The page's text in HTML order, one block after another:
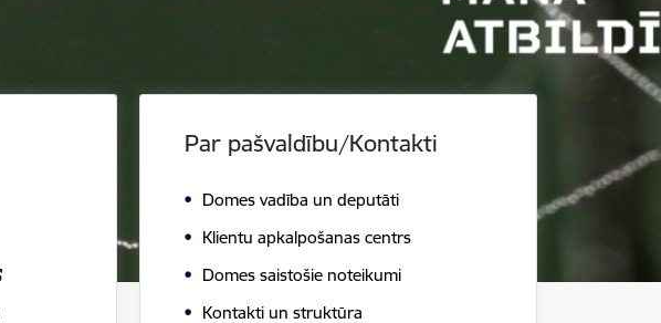
Par pašvaldību/Kontakti
Domes vadība un deputāti
Klientu apkalpošanas centrs
Domes saistošie noteikumi
Kontakti un struktūra